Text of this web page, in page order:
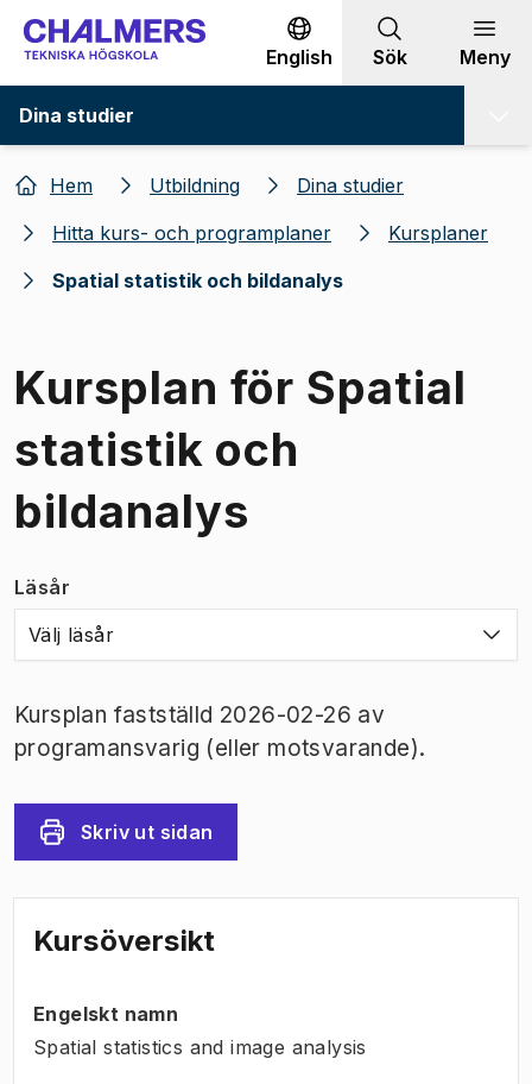
Gå till innehållet
English Sök Meny
Dina studier
Hem Utbildning
Dina studier
Hitta kurs- och programplaner
Kursplaner
Spatial statistik och bildanalys
Kursplan för Spatial
statistik och
bildanalys
Läsår
Välj läsår
Kursplan fastställd 2026-02-26 av
programansvarig (eller motsvarande).
Skriv ut sidan
Kursöversikt
Engelskt namn
Spatial statistics and image analysis